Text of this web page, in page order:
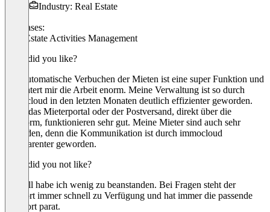
Industry: Real Estate
Use cases:
Real Estate Activities Management
What did you like?
Das automatische Verbuchen der Mieten ist eine super Funktion und
erleichtert mir die Arbeit enorm. Meine Verwaltung ist so durch
immocloud in den letzten Monaten deutlich effizienter geworden.
Auch das Mieterportal oder der Postversand, direkt über die
Plattform, funktionieren sehr gut. Meine Mieter sind auch sehr
zufrieden, denn die Kommunikation ist durch immocloud
transparenter geworden.
What did you not like?
Aktuell habe ich wenig zu beanstanden. Bei Fragen steht der
Support immer schnell zu Verfügung und hat immer die passende
Antwort parat.